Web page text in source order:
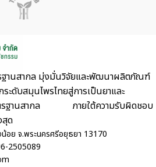
ฐานสากล มุ่งมั่นวิจัยและพัฒนาผลิตภัณฑ์
ะดับสมุนไพรไทยสู่การเป็นยาและ
ตรฐานสากล ภายใต้ความรับผิดชอบ
ด
อย จ.พระนครศรีอยุธยา 13170
2505089